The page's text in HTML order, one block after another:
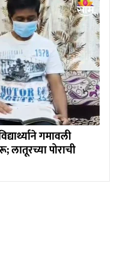
गमावली
पोराची